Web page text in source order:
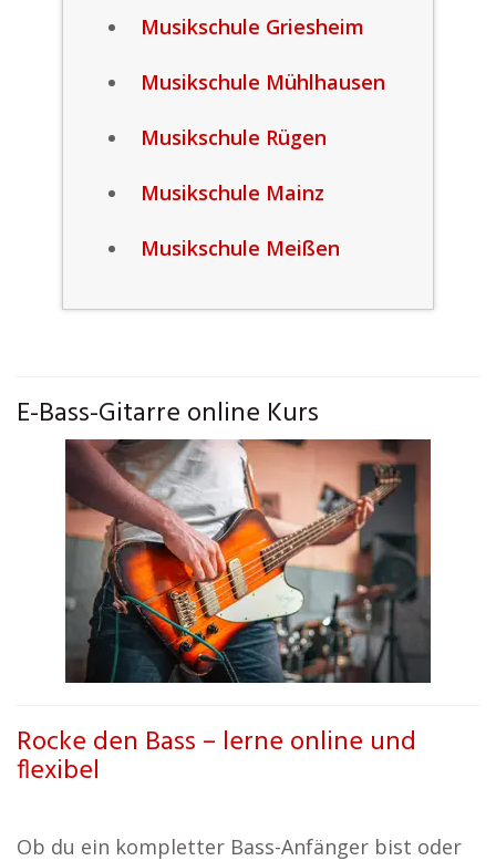
Musikschule Griesheim
Musikschule Mühlhausen
Musikschule Rügen
Musikschule Mainz
Musikschule Meißen
E-Bass-Gitarre online Kurs
Rocke den Bass – lerne online und
flexibel
Ob du ein kompletter Bass-Anfänger bist oder